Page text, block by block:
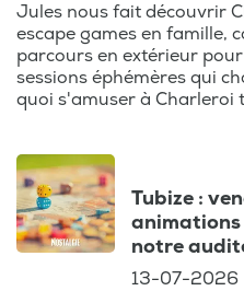
Jules nous fait découvrir
escape games en famille,
parcours en extérieur
sessions éphémères qui
quoi s'amuser à Charleroi
Tubize :
animations
notre
13-07-2026